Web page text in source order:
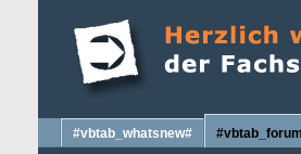
#vbtab_whatsnew#